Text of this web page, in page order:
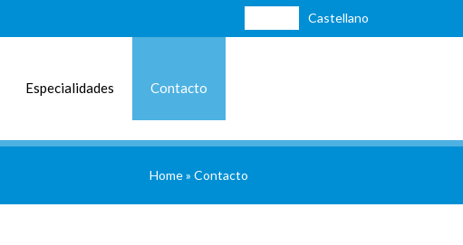
Castellano
Especialidades Contacto
Home» Contacto